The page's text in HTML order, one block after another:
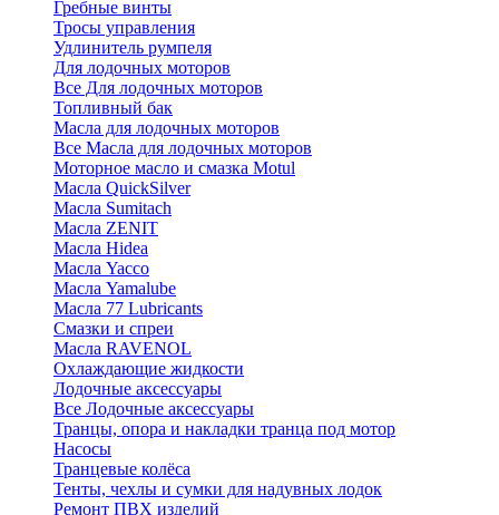
Гребные винты
Тросы управления
Удлинитель румпеля
Для лодочных моторов
Все Для лодочных моторов
Топливный бак
Масла для лодочных моторов
Все Масла для лодочных моторов
Моторное масло и смазка Motul
Масла QuickSilver
Масла Sumitach
Масла ZENIT
Масла Hidea
Масла Yacco
Масла Yamalube
Масла 77 Lubricants
Смазки и спреи
Масла RAVENOL
Охлаждающие жидкости
Лодочные аксессуары
Все Лодочные аксессуары
Транцы, опора и накладки транца под мотор
Насосы
Транцевые колёса
Тенты, чехлы и сумки для надувных лодок
Ремонт ПВХ изделий